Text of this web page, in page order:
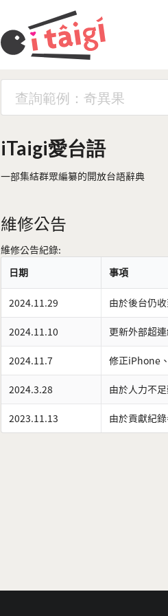
iTaigi愛台語
一部集結群眾編纂的開放台語辭典
維修公告
維修公告紀錄:
日期
事項
2024.11.29 由於後台仍
2024.11.10 更新外部超
2024.11.7 修正iPhone
2024.3.28 由於人力不
2023.11.13 由於貢獻紀